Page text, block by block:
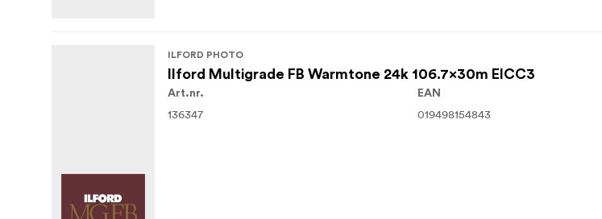
ILFORD PHOTO
Ilford Multigrade FB Warmtone 24k 106.7x30m EICC3
Art.nr.
136347
EAN
019498154843